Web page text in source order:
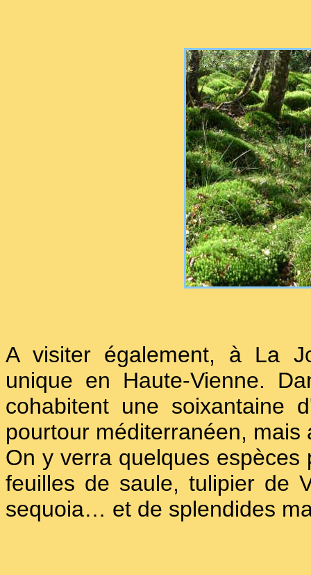
A visiter également, à La
unique en Haute-Vienne.
cohabitent une soixantaine
pourtour méditerranéen,
On y verra quelques
feuilles de saule, tulipier de
sequoia… et de splendides